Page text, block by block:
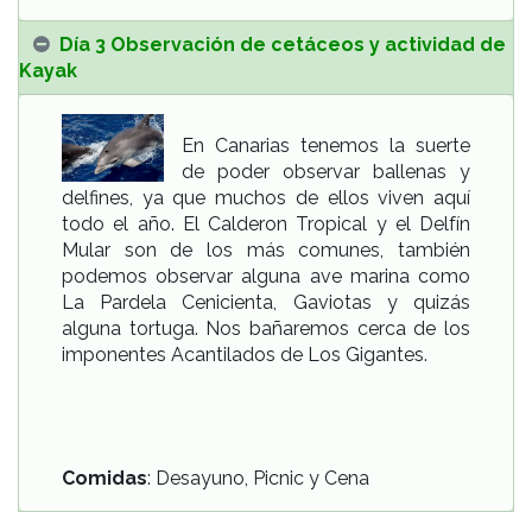
Día 3 Observación de cetáceos y actividad de
Kayak
En Canarias tenemos la suerte
de poder observar ballenas y
delfines, ya que muchos de ellos viven aquí
todo el año. El Calderon Tropical y el Delfín
Mular son de los más comunes, también
podemos observar alguna ave marina como
La Pardela Cenicienta, Gaviotas y quizás
alguna tortuga. Nos bañaremos cerca de los
imponentes Acantilados de Los Gigantes.
Comidas: Desayuno, Picnic y Cena